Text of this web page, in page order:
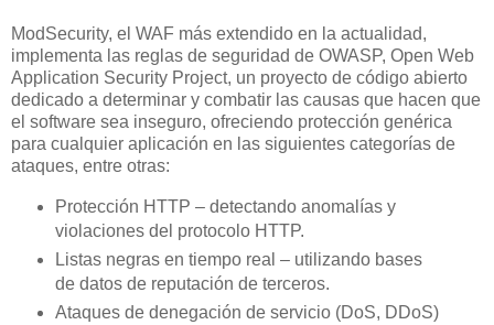
ModSecurity, el WAF más extendido en la actualidad,
implementa las reglas de seguridad de OWASP, Open Web
Application Security Project, un proyecto de código abierto
dedicado a determinar y combatir las causas que hacen que
el software sea inseguro, ofreciendo protección genérica
para cualquier aplicación en las siguientes categorías de
ataques, entre otras:
Protección HTTP – detectando anomalías y
violaciones del protocolo HTTP.
Listas negras en tiempo real – utilizando bases
de datos de reputación de terceros.
Ataques de denegación de servicio (DoS, DDoS)